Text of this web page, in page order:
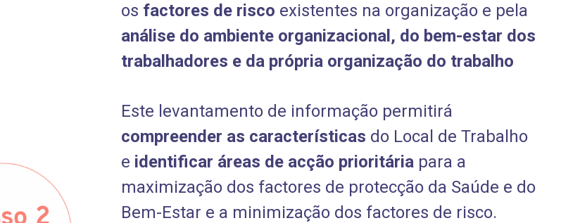
os factores de risco existentes na organização e pela
análise do ambiente organizacional, do bem-estar dos
trabalhadores e da própria organização do trabalho
Este levantamento de informação permitirá
compreender as características do Local de Trabalho
e identificar áreas de acção prioritária para a
maximização dos factores de protecção da Saúde e do
Bem-Estar e a minimização dos factores de risco.